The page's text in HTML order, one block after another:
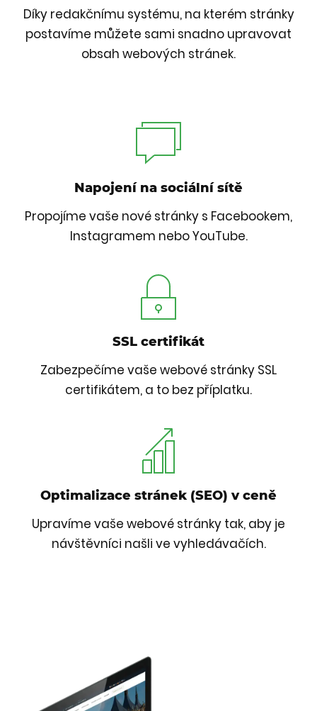
Díky redakčnímu systému, na kterém stránky
postavíme můžete sami snadno upravovat
obsah webových stránek.
Napojení na sociální sítě
Propojíme vaše nové stránky s Facebookem,
Instagramem nebo YouTube.
SSL certifikát
Zabezpečíme vaše webové stránky SSL
certifikátem, a to bez příplatku.
Optimalizace stránek (SEO) v ceně
Upravíme vaše webové stránky tak, aby je
návštěvníci našli ve vyhledávačích.